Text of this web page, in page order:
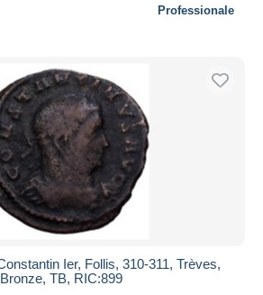
Professionale
Ier, Follis, 310-311, Trèves,
Bronze, TB, RIC:899